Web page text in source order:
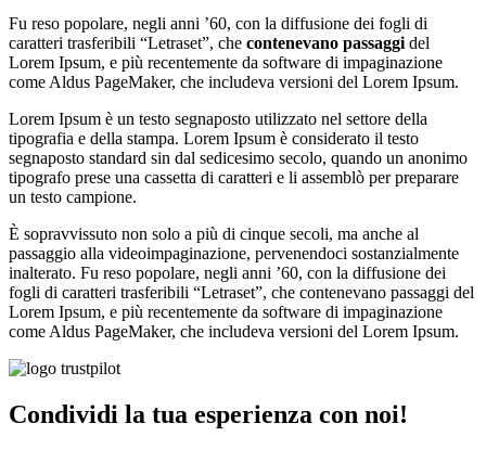
Fu reso popolare, negli anni ’60, con la diffusione dei fogli di
caratteri trasferibili “Letraset”, che contenevano passaggi del
Lorem Ipsum, e più recentemente da software di impaginazione
come Aldus PageMaker, che includeva versioni del Lorem Ipsum.
Lorem Ipsum è un testo segnaposto utilizzato nel settore della
tipografia e della stampa. Lorem Ipsum è considerato il testo
segnaposto standard sin dal sedicesimo secolo, quando un anonimo
tipografo prese una cassetta di caratteri e li assemblò per preparare
un testo campione.
È sopravvissuto non solo a più di cinque secoli, ma anche al
passaggio alla videoimpaginazione, pervenendoci sostanzialmente
inalterato. Fu reso popolare, negli anni ’60, con la diffusione dei
fogli di caratteri trasferibili “Letraset”, che contenevano passaggi del
Lorem Ipsum, e più recentemente da software di impaginazione
come Aldus PageMaker, che includeva versioni del Lorem Ipsum.
Condividi la tua esperienza con noi!